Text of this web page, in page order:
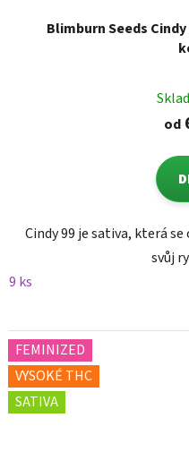
Blimburn Seeds
od
Cindy 99 je sativa, která
svůj
9 ks
FEMINIZED
VYSOKÉ THC
SATIVA